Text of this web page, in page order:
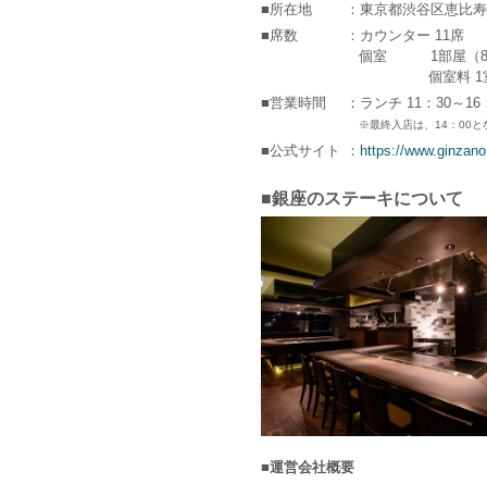
■所在地
：東京都渋谷区恵比
■席数
：カウンター 11席
個室 1部屋（8
個室料 1室
■営業時間
：ランチ 11：30～
※最終入店は、14：00と
■公式サイト ：https://
■銀座のステーキについて
■運営会社概要